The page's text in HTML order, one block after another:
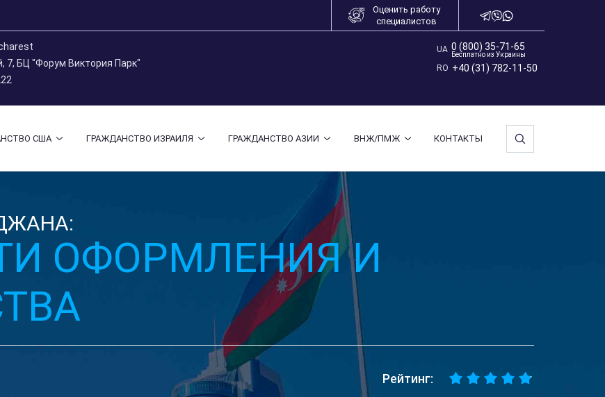
Оценить работу
специалистов
7, БЦ "Форум Виктория Парк"
UA 0 (800) 35-71-65
RO +40 (31) 782-11-50
США ГРАЖДАНСТВО ИЗРАИЛЯ ГРАЖДАНСТВО АЗИИ ВНЖ/ПМЖ КОНТАКТЫ
ОФОРМЛЕНИЯ И
Рейтинг: